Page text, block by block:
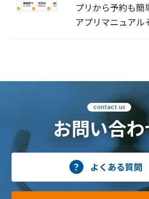
プリから予約も簡
アプリマニュアル
contact us
お問い合
よくある質問